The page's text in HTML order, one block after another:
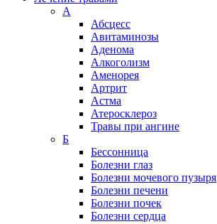
А
Абсцесс
Авитаминозы
Аденома
Алкоголизм
Аменорея
Артрит
Астма
Атеросклероз
Травы при ангине
Б
Бессонница
Болезни глаз
Болезни мочевого пузыря
Болезни печени
Болезни почек
Болезни сердца